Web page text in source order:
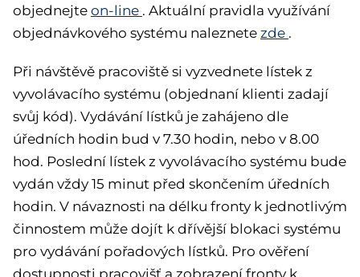
objednejte on-line . Aktuální pravidla využívání
objednávkového systému naleznete zde .
Při návštěvě pracoviště si vyzvednete lístek z
vyvolávacího systému (objednaní klienti zadají
svůj kód). Vydávání lístků je zahájeno dle
úředních hodin bud v 7.30 hodin, nebo v 8.00
hod. Poslední lístek z vyvolávacího systému bude
vydán vždy 15 minut před skončením úředních
hodin. V návaznosti na délku fronty k jednotlivým
činnostem může dojít k dřívější blokaci systému
pro vydávání pořadových lístků. Pro ověření